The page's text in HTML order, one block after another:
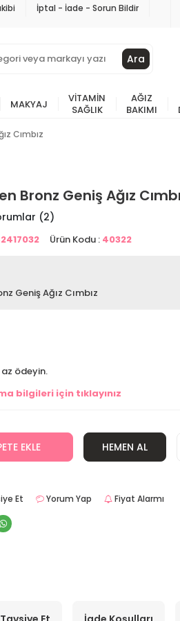
İptal - İade - Sorun Bildir
Ara
MAKYAJ
VITAMIN
SAĞLIK
AĞIZ
BAKIMI
Cımbız
Bronz Geniş Ağız
(2)
Ürün Kodu : 40322
Geniş Ağız Cımbız
ödeyin.
bilgileri için tıklayınız
EKLE HEMEN AL
Et Yorum Yap Fiyat Alarmı